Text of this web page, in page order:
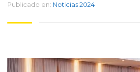
Publicado en: Noticias 2024